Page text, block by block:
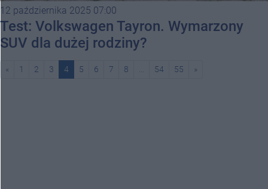
12 października 2025 07:00
Test: Volkswagen Tayron. Wymarzony
SUV dla dużej rodziny?
« 1 2 3 4 5 6 7 8 ... 54 55 »